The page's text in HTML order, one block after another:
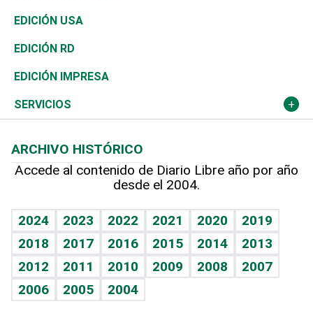
Reportajes
África
Ocenanía
Caribe
Resto del mundo
Vivienda
Telecom.
Global y variable
Economía personal
Buena Vida
Sociales
Novedades
Podcast Arte Libre
Hablando con el pediatra
Vida y familia
Eñe
Celebrando la vida
Sin complejos
Ciclismo
Tenis
Olimpismo
Más deportes
Línea de hit
TBT Deportivo
En Directo
El Espía
Noticiero Poteleche
Columnistas
Tecnología
Historia
Martes de tecnología
Cambio climático
Economía
Revista
Deportes
Opinión
Hecho en casa
Guía del dinero
EDICIÓN USA
EDICIÓN RD
EDICIÓN IMPRESA
SERVICIOS
Cumpleaños
Horóscopos
Crucigramas
ARCHIVO HISTÓRICO
Accede al contenido de Diario Libre año por año
desde el 2004.
2024 2023 2022 2021 2020
2019
2018
2017 2016 2015 2014
2013
2012
2011 2010 2009 2008
2007
2006
2005 2004